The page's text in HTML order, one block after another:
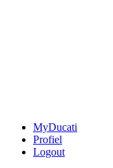
MyDucati
Profiel
Logout